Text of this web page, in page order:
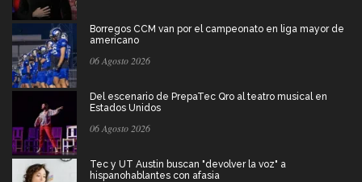
Borregos CCM van por el campeonato en liga mayor de
americano
06 Agosto 2026
Del escenario de PrepaTec Qro al teatro musical en
Estados Unidos
06 Agosto 2026
Tec y UT Austin buscan "devolver la voz" a
hispanohablantes con afasia